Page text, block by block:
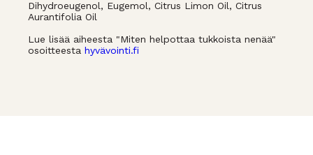
Dihydroeugenol, Eugemol, Citrus Limon Oil, Citrus
Aurantifolia Oil
Lue lisää aiheesta "Miten helpottaa tukkoista nenää"
osoitteesta hyvävointi.fi